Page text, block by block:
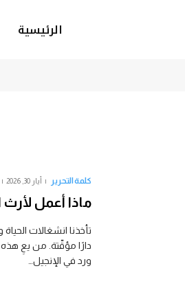
الرئيسية
كلمة التحرير أيار 30, 2026
ماذا أعمل لأرث
تأخذنا انشغالات
دارًا مؤقّتة. من يعِ
ورد في الإنجيل…